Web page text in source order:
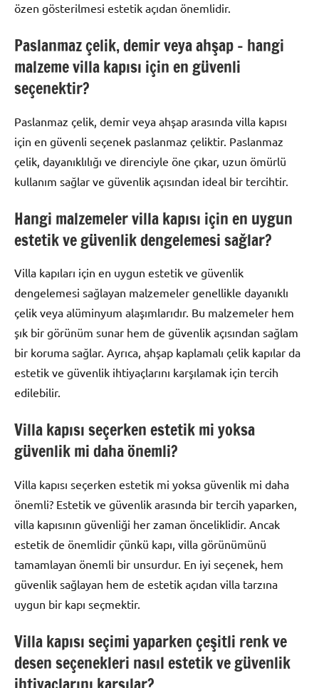
özen gösterilmesi estetik açıdan önemlidir.
Paslanmaz çelik, demir veya ahşap – hangi
malzeme villa kapısı için en güvenli
seçenektir?
Paslanmaz çelik, demir veya ahşap arasında villa kapısı
için en güvenli seçenek paslanmaz çeliktir. Paslanmaz
çelik, dayanıklılığı ve direnciyle öne çıkar, uzun ömürlü
kullanım sağlar ve güvenlik açısından ideal bir tercihtir.
Hangi malzemeler villa kapısı için en uygun
estetik ve güvenlik dengelemesi sağlar?
Villa kapıları için en uygun estetik ve güvenlik
dengelemesi sağlayan malzemeler genellikle dayanıklı
çelik veya alüminyum alaşımlarıdır. Bu malzemeler hem
şık bir görünüm sunar hem de güvenlik açısından sağlam
bir koruma sağlar. Ayrıca, ahşap kaplamalı çelik kapılar da
estetik ve güvenlik ihtiyaçlarını karşılamak için tercih
edilebilir.
Villa kapısı seçerken estetik mi yoksa
güvenlik mi daha önemli?
Villa kapısı seçerken estetik mi yoksa güvenlik mi daha
önemli? Estetik ve güvenlik arasında bir tercih yaparken,
villa kapısının güvenliği her zaman önceliklidir. Ancak
estetik de önemlidir çünkü kapı, villa görünümünü
tamamlayan önemli bir unsurdur. En iyi seçenek, hem
güvenlik sağlayan hem de estetik açıdan villa tarzına
uygun bir kapı seçmektir.
Villa kapısı seçimi yaparken çeşitli renk ve
desen seçenekleri nasıl estetik ve güvenlik